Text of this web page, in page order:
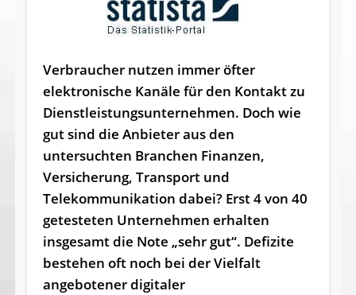
Verbraucher nutzen immer öfter
elektronische Kanäle für den Kontakt zu
Dienstleistungsunternehmen. Doch wie
gut sind die Anbieter aus den
untersuchten Branchen Finanzen,
Versicherung, Transport und
Telekommunikation dabei? Erst 4 von 40
getesteten Unternehmen erhalten
insgesamt die Note „sehr gut“. Defizite
bestehen oft noch bei der Vielfalt
angebotener digitaler